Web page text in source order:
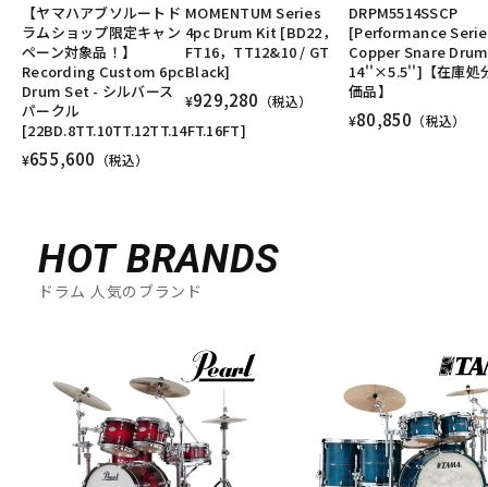
【ヤマハアブソルートド
ラムショップ限定キャン
ペーン対象品！】
Recording Custom 6pc
Drum Set - シルバース
パークル
[22BD.8TT.10TT.12TT.14FT.16FT]
¥655,600 （税込）
MOMENTUM Series
4pc Drum Kit [BD22，
FT16，TT12&10 / GT
Black]
¥929,280 （税込）
DRPM5514SSCP
[Performance
Copper Snare
14''×5.5'']【在庫処
価品】
¥80,850 （税込）
HOT BRANDS
ドラム 人気のブランド